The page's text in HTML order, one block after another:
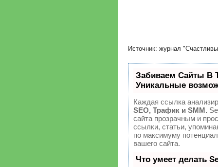
Источник: журнал
Забиваем Сайты
Уникальные
Каждая ссылка
SEO, Трафик и SMM.
сайта прозрачным и
ссылки, статьи,
по максимуму
вашего сайта.
Что умеет делать